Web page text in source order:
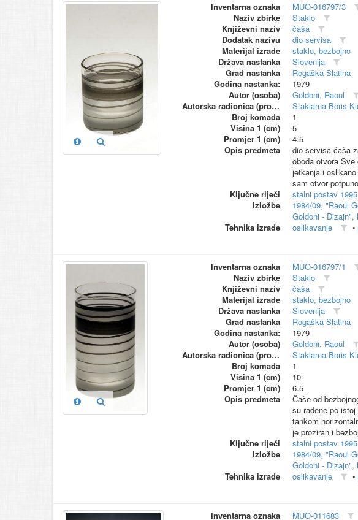
Inventarna oznaka
MUO-016797/3
Naziv zbirke
Staklo
Književni naziv
čaša
Dodatak nazivu
dio servisa
Materijal izrade
staklo, bezbojno
Država nastanka
Slovenija
Grad nastanka
Rogaška Slatina
Godina nastanka:
1979
Autor (osoba)
Goldoni, Raoul
Autorska radionica (proizvođač)
Staklarna Boris
Broj komada
1
Visina 1 (cm)
5
Promjer 1 (cm)
4.5
Opis predmeta
dio servisa čaša
oboda otvora
jetkanja i
sam otvor
Ključne riječi
stalni postav 1995
Izložbe
1984/09, "Raoul
Goldoni - Dizajn",
Tehnika izrade
oslikavanje •
Inventarna oznaka
MUO-016797/1
Naziv zbirke
Staklo
Književni naziv
čaša
Materijal izrade
staklo, bezbojno
Država nastanka
Slovenija
Grad nastanka
Rogaška Slatina
Godina nastanka:
1979
Autor (osoba)
Goldoni, Raoul
Autorska radionica (proizvođač)
Staklarna Boris
Broj komada
1
Visina 1 (cm)
10
Promjer 1 (cm)
6.5
Opis predmeta
Čaše od
su rađene po
tankom
je proziran i
Ključne riječi
stalni postav 1995
Izložbe
1984/09, "Raoul
Goldoni - Dizajn",
Tehnika izrade
oslikavanje •
Inventarna oznaka MUO-011683